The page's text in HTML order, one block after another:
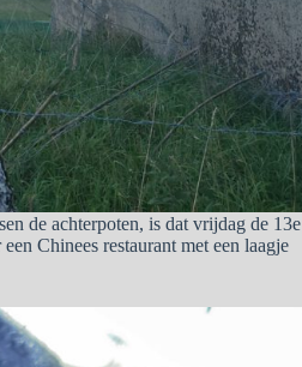
de achterpoten, is dat vrijdag de 13e
Chinees restaurant met een laagje